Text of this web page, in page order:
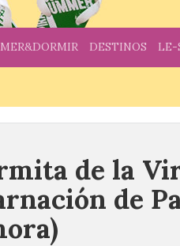
DESTINOS LE-
de la
de